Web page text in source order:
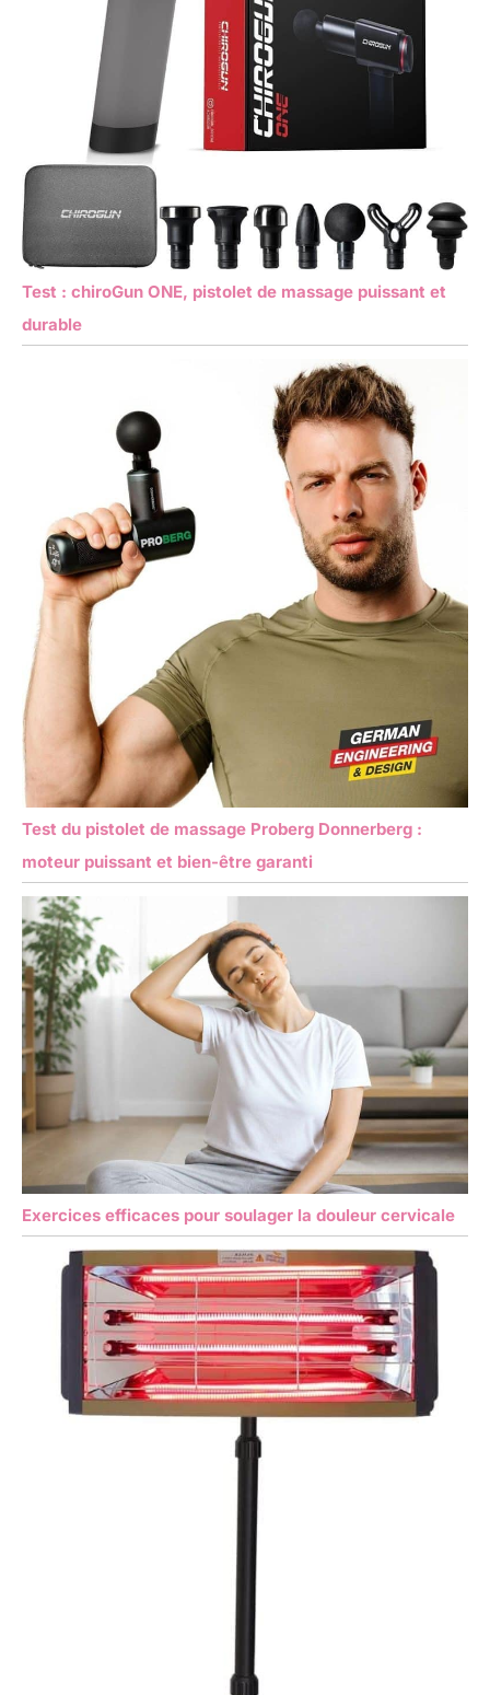
Test : chiroGun ONE, pistolet de massage puissant et
durable
Test du pistolet de massage Proberg Donnerberg :
moteur puissant et bien-être garanti
Exercices efficaces pour soulager la douleur cervicale